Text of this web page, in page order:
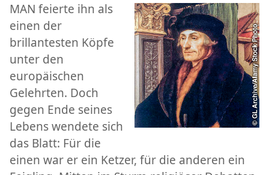
MAN feierte ihn als
einen der
brillantesten Köpfe
unter den
europäischen
Gelehrten. Doch
gegen Ende seines
Lebens wendete sich
das Blatt: Für die
einen war er ein Ketzer, für die anderen ein